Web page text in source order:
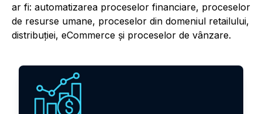
ar fi: automatizarea proceselor financiare, proceselor
de resurse umane, proceselor din domeniul retailului,
distribuției, eCommerce și proceselor de vânzare.